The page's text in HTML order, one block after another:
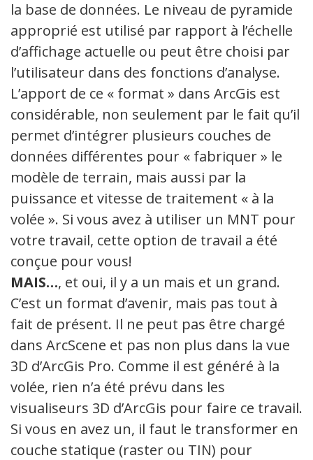
la base de données. Le niveau de pyramide
approprié est utilisé par rapport à l’échelle
d’affichage actuelle ou peut être choisi par
l’utilisateur dans des fonctions d’analyse.
L’apport de ce « format » dans ArcGis est
considérable, non seulement par le fait qu’il
permet d’intégrer plusieurs couches de
données différentes pour « fabriquer » le
modèle de terrain, mais aussi par la
puissance et vitesse de traitement « à la
volée ». Si vous avez à utiliser un MNT pour
votre travail, cette option de travail a été
conçue pour vous!
MAIS…, et oui, il y a un mais et un grand.
C’est un format d’avenir, mais pas tout à
fait de présent. Il ne peut pas être chargé
dans ArcScene et pas non plus dans la vue
3D d’ArcGis Pro. Comme il est généré à la
volée, rien n’a été prévu dans les
visualiseurs 3D d’ArcGis pour faire ce travail.
Si vous en avez un, il faut le transformer en
couche statique (raster ou TIN) pour